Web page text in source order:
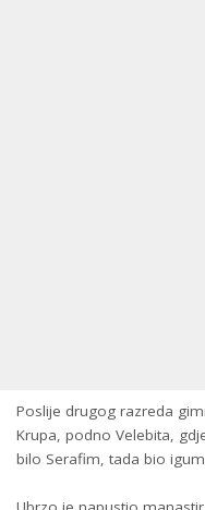
Poslije drugog razreda
Krupa, podno Velebita,
bilo Serafim, tada bio